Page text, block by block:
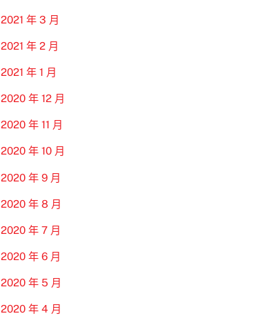
2021 年 3 月
2021 年 2 月
2021 年 1 月
2020 年 12 月
2020 年 11 月
2020 年 10 月
2020 年 9 月
2020 年 8 月
2020 年 7 月
2020 年 6 月
2020 年 5 月
2020 年 4 月